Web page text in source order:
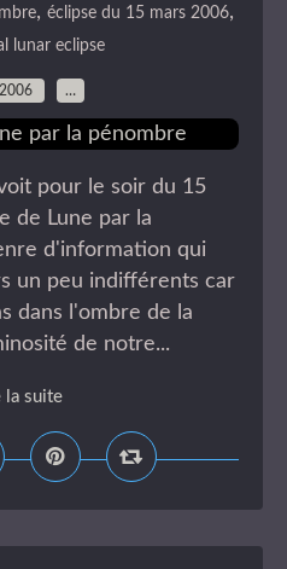
, éclipse du 15 mars 2006,
lunar eclipse
…
pour le soir du 15
de Lune par la
d'information qui
un peu indifférents car
dans l'ombre de la
de notre...
la suite